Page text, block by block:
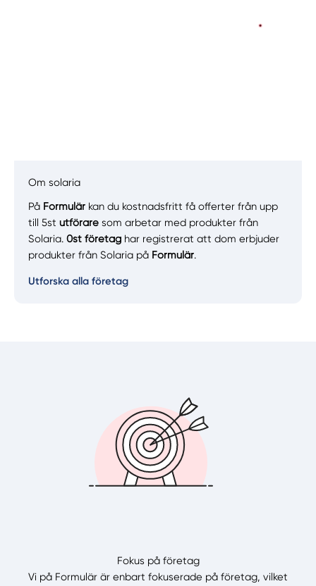
Manuellt Få hjälp
Välj tillvägagångssätt
Om solaria
På Formulär kan du kostnadsfritt få offerter från upp
till 5stutförare som arbetar med produkter från
Solaria.0st företag har registrerat att dom erbjuder
produkter från Solaria på Formulär.
Utforska alla företag
Fokus på företag
Vi på Formulär är enbart fokuserade på företag, vilket